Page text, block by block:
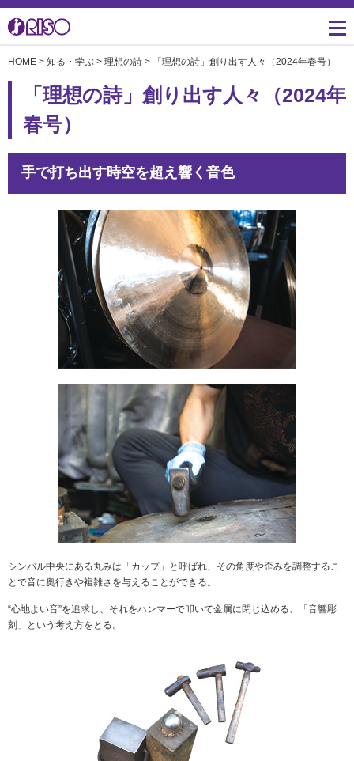
素材ダウンロード
閉じる
ダウンロード
消耗品情報
閉じる
RISO ART
鹿島アントラーズ応援サ
イト
閉じる
事業拠点一覧
あゆみ
採用情報
株主・投資家情報
環境への取り組み
社会とのかかわり
閉じる
HOME > 知る・学ぶ > 理想の詩 > 「理想の詩」創り出す人々（2024年春号）
「理想の詩」創り出す人々（2024年
春号）
手で打ち出す時空を超え響く音色
シンバル中央にある丸みは「カップ」と呼ばれ、その角度や歪みを調整するこ
とで音に奥行きや複雑さを与えることができる。
“心地よい音”を追求し、それをハンマーで叩いて金属に閉じ込める、「音響彫
刻」という考え方をとる。